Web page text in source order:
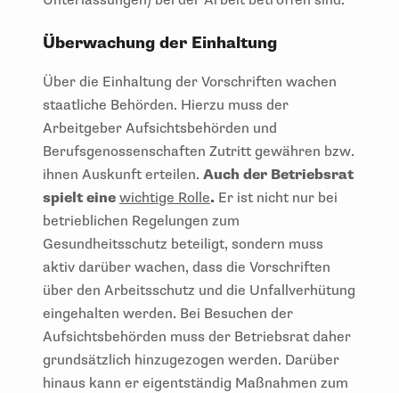
Überwachung der Einhaltung
Über die Einhaltung der Vorschriften wachen
staatliche Behörden. Hierzu muss der
Arbeitgeber Aufsichtsbehörden und
Berufsgenossenschaften Zutritt gewähren bzw.
ihnen Auskunft erteilen. Auch der Betriebsrat
spielt eine wichtige Rolle. Er ist nicht nur bei
betrieblichen Regelungen zum
Gesundheitsschutz beteiligt, sondern muss
aktiv darüber wachen, dass die Vorschriften
über den Arbeitsschutz und die Unfallverhütung
eingehalten werden. Bei Besuchen der
Aufsichtsbehörden muss der Betriebsrat daher
grundsätzlich hinzugezogen werden. Darüber
hinaus kann er eigentständig Maßnahmen zum